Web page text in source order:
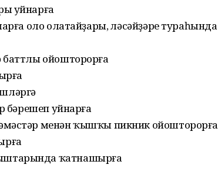
уйнарға
оло олатайҙары, өләсәйҙәре тураһында
баттлы ойошторорға
бәрешеп уйнарға
менән ҡышҡы пикник ойошторорға
ҡатнашырға